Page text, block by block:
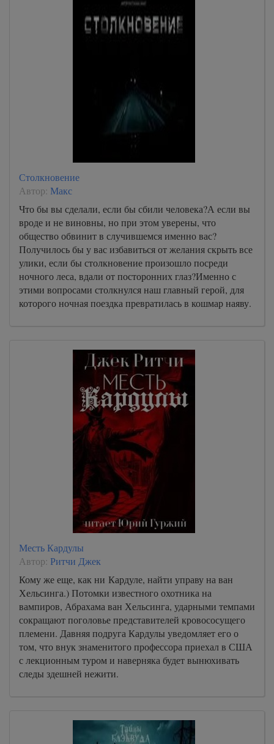
Столкновение
Автор: Макс
Что бы вы сделали, если бы сбили человека?А если вы
вроде и не виновны, но при этом уверены, что
общество обвинит в случившемся именно вас?
Получилось бы у вас избавиться от желания скрыть все
улики, если бы столкновение произошло посреди
ночного леса, вдали от посторонних глаз?Именно с
этими вопросами столкнулся наш главный герой, для
которого ночная поездка превратилась в кошмар наяву.
Месть Кардулы
Автор: Ритчи Джек
Кому же еще, как ни Кардуле, найти управу на ван
Хельсинга.) Потомки известного охотника на
вампиров, Абрахама ван Хельсинга, ударными темпами
сокращают поголовье представителей кровососущего
племени. Давняя подруга Кардулы уведомляет его о
том, что внук знаменитого профессора приехал в США
с лекционным туром и наверняка будет вынюхивать
следы здешней нежити.